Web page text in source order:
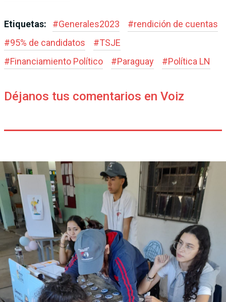
Etiquetas: #Generales2023 #rendición de cuentas
#95% de candidatos #TSJE
#Financiamiento Político #Paraguay #Política LN
Déjanos tus comentarios en Voiz